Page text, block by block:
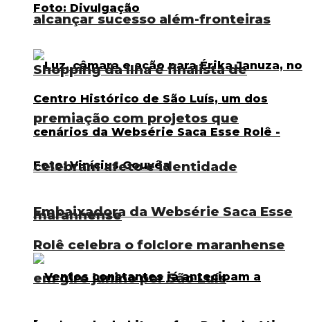
alcançar sucesso além-fronteiras
Embaixadora da Websérie Saca Esse
Rolê celebra o folclore maranhense
em giro junino por São Luís
Shopping da Ilha é finalista de
premiação com projetos que
celebram afeto e identidade
maranhense